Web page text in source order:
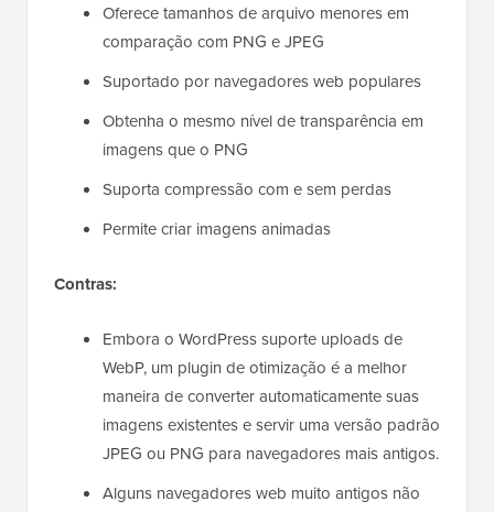
Oferece tamanhos de arquivo menores em
comparação com PNG e JPEG
Suportado por navegadores web populares
Obtenha o mesmo nível de transparência em
imagens que o PNG
Suporta compressão com e sem perdas
Permite criar imagens animadas
Contras:
Embora o WordPress suporte uploads de
WebP, um plugin de otimização é a melhor
maneira de converter automaticamente suas
imagens existentes e servir uma versão padrão
JPEG ou PNG para navegadores mais antigos.
Alguns navegadores web muito antigos não